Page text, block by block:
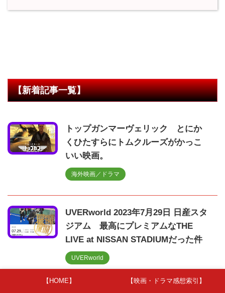
【新着記事一覧】
トップガンマーヴェリック とにか
くひたすらにトムクルーズがかっこ
いい映画。
海外映画／ドラマ
UVERworld 2023年7月29日 日産スタ
ジアム 最高にプレミアムなTHE
LIVE at NISSAN STADIUMだった件
UVERworld
【HOME】 【映画・ドラマ感想索引】